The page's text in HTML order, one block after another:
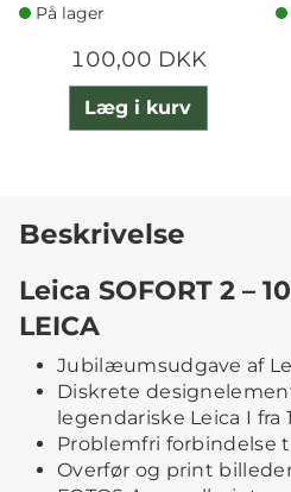
På lager
100,00 DKK
Læg i kurv
Beskrivelse
Leica SOFORT 2 –
LEICA
Jubilæumsudgave af
Diskrete
legendariske Leica I fra
Problemfri forbindelse
Overfør og print